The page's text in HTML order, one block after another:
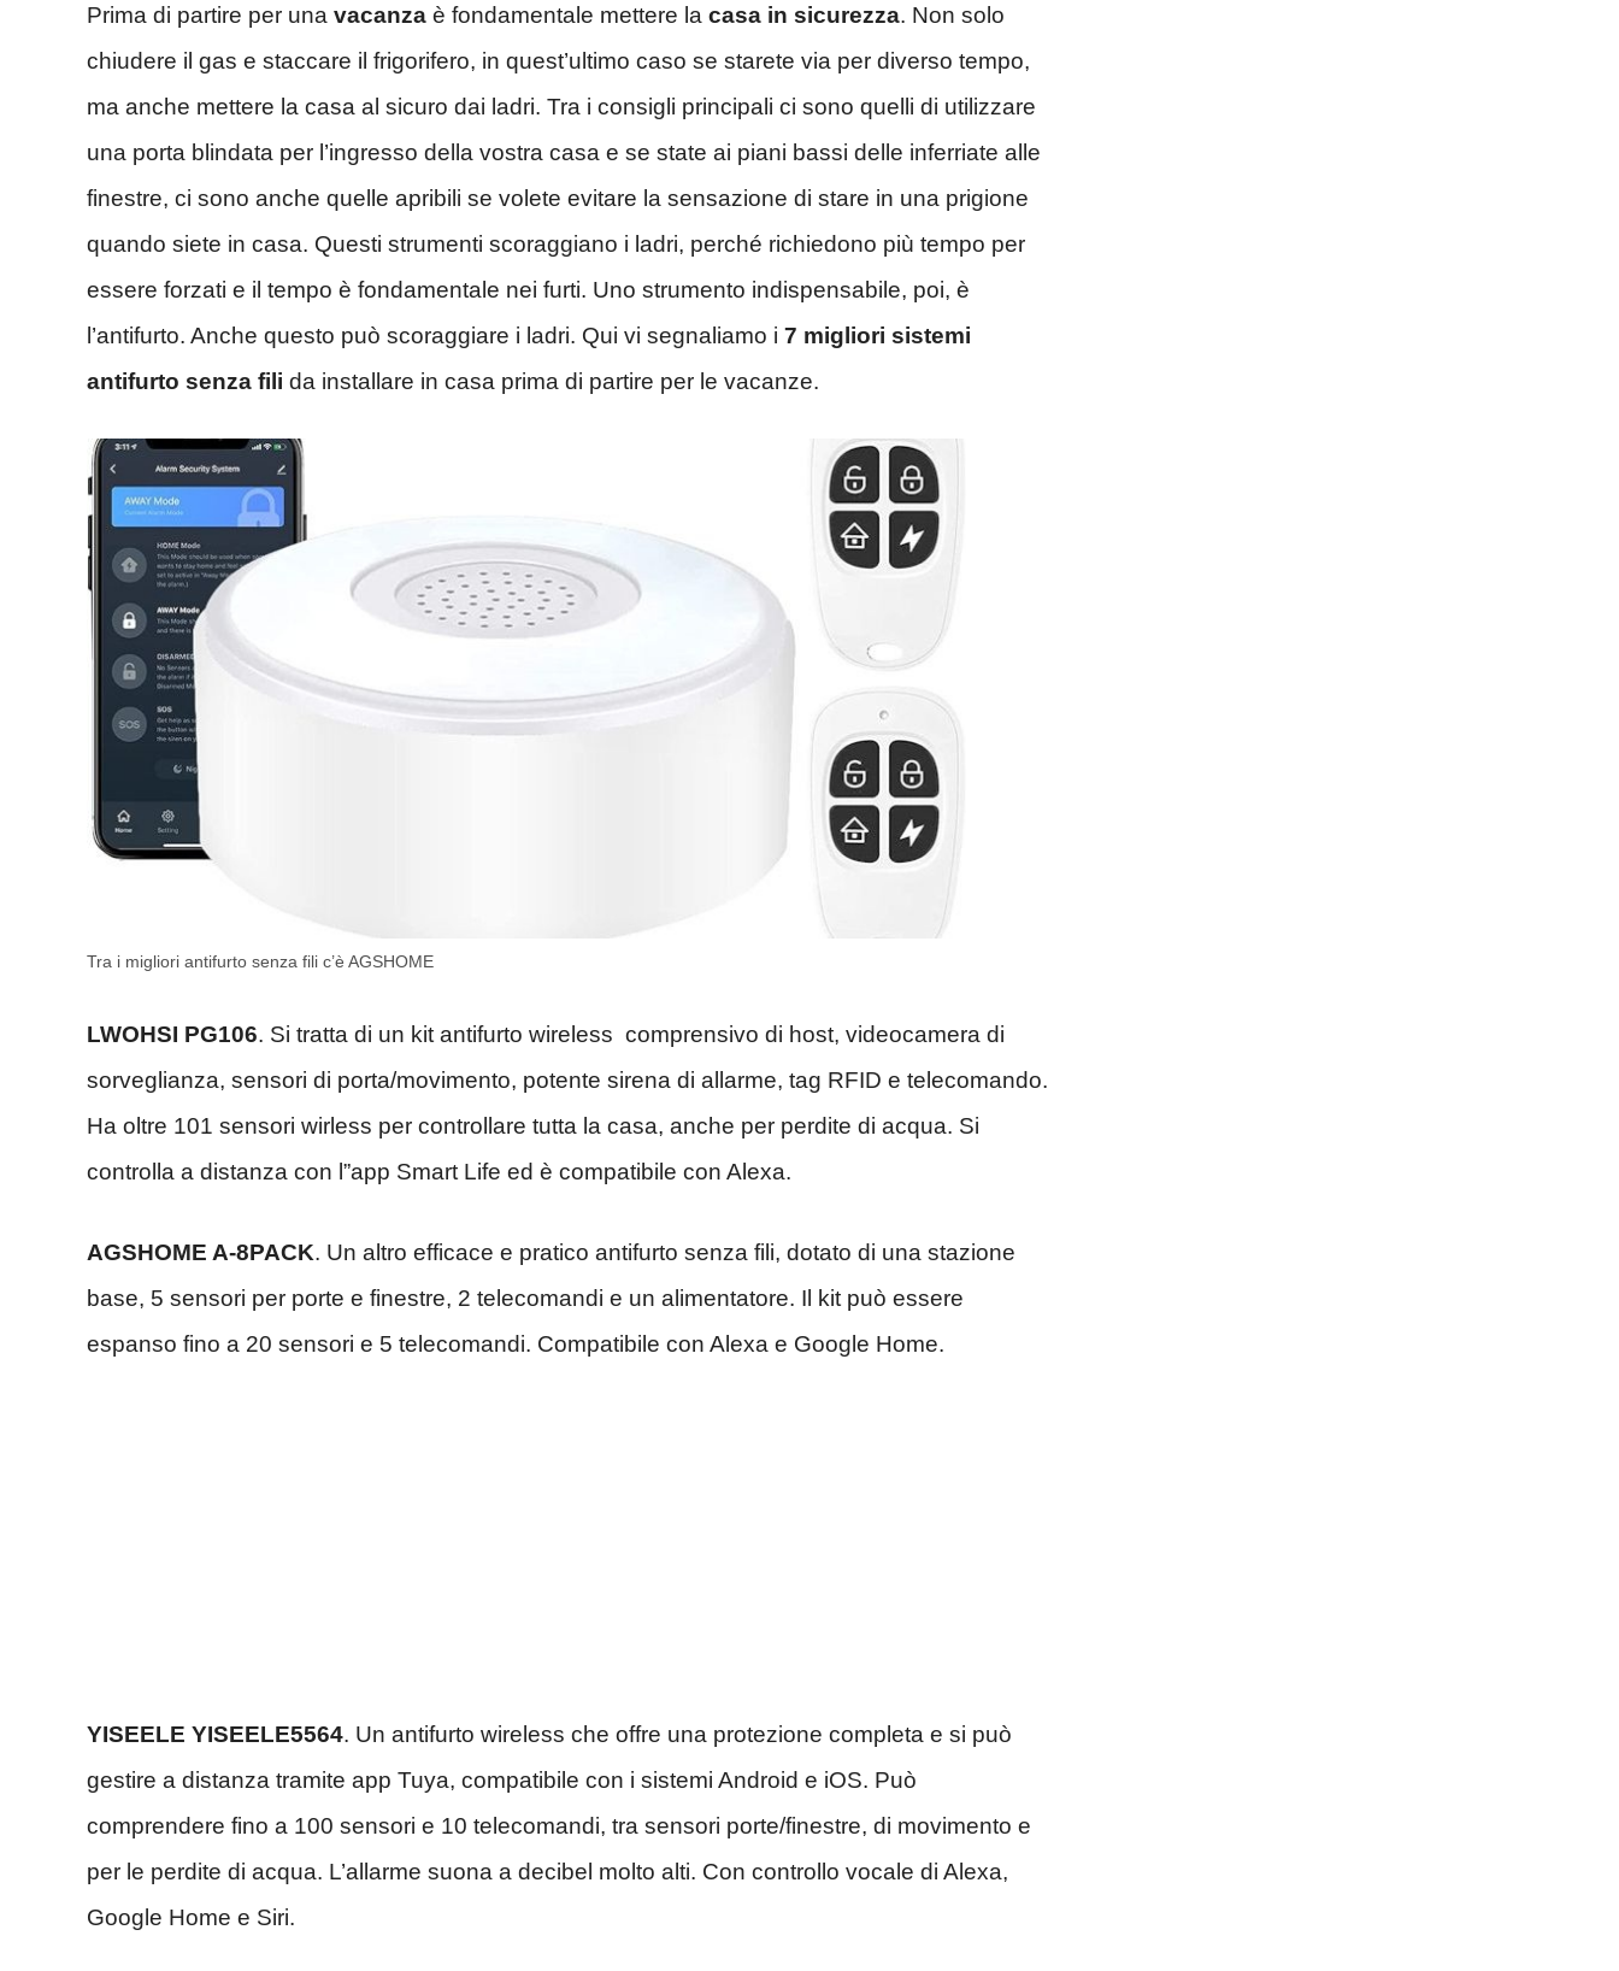
Prima di partire per una vacanza è fondamentale mettere la casa in sicurezza. Non solo
chiudere il gas e staccare il frigorifero, in quest’ultimo caso se starete via per diverso tempo,
ma anche mettere la casa al sicuro dai ladri. Tra i consigli principali ci sono quelli di utilizzare
una porta blindata per l’ingresso della vostra casa e se state ai piani bassi delle inferriate alle
finestre, ci sono anche quelle apribili se volete evitare la sensazione di stare in una prigione
quando siete in casa. Questi strumenti scoraggiano i ladri, perché richiedono più tempo per
essere forzati e il tempo è fondamentale nei furti. Uno strumento indispensabile, poi, è
l’antifurto. Anche questo può scoraggiare i ladri. Qui vi segnaliamo i 7 migliori sistemi
antifurto senza fili da installare in casa prima di partire per le vacanze.
Tra i migliori antifurto senza fili c’è AGSHOME
LWOHSI PG106. Si tratta di un kit antifurto wireless comprensivo di host, videocamera di
sorveglianza, sensori di porta/movimento, potente sirena di allarme, tag RFID e telecomando.
Ha oltre 101 sensori wirless per controllare tutta la casa, anche per perdite di acqua. Si
controlla a distanza con l”app Smart Life ed è compatibile con Alexa.
AGSHOME A-8PACK. Un altro efficace e pratico antifurto senza fili, dotato di una stazione
base, 5 sensori per porte e finestre, 2 telecomandi e un alimentatore. Il kit può essere
espanso fino a 20 sensori e 5 telecomandi. Compatibile con Alexa e Google Home.
YISEELE ‎YISEELE5564. Un antifurto wireless che offre una protezione completa e si può
gestire a distanza tramite app Tuya, compatibile con i sistemi Android e iOS. Può
comprendere fino a 100 sensori e 10 telecomandi, tra sensori porte/finestre, di movimento e
per le perdite di acqua. L’allarme suona a decibel molto alti. Con controllo vocale di Alexa,
Google Home e Siri.